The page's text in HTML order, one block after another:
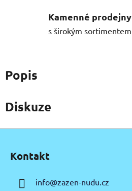
Kamenné prodejny
s širokým sortimentem
Popis
Diskuze
Kontakt
info@zazen-nudu.cz